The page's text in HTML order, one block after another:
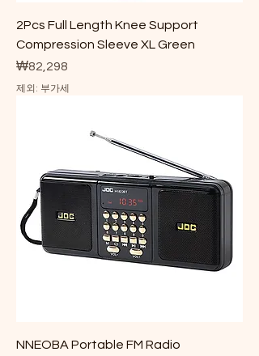
2Pcs Full Length Knee Support
Compression Sleeve XL Green
가격
₩82,298
제외: 부가세
NNEOBA Portable FM Radio